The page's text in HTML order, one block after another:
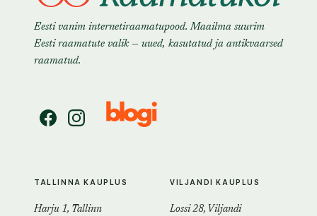
Eesti vanim internetiraamatupood. Maailma suurim
Eesti raamatute valik — uued, kasutatud ja antikvaarsed
raamatud.
TALLINNA KAUPLUS
Harju 1, Tallinn
VILJANDI KAUPLUS
Lossi 28, Viljandi